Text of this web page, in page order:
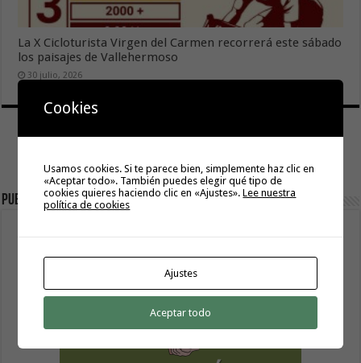
La X Cicloturista Virgen del Carmen recorrerá este sábado
los paisajes de Vallehermoso
30 julio, 2026
Publicidad
Cookies
Usamos cookies. Si te parece bien, simplemente haz clic en
«Aceptar todo». También puedes elegir qué tipo de
cookies quieres haciendo clic en «Ajustes».Lee nuestra
política de cookies
Ajustes
Aceptar todo